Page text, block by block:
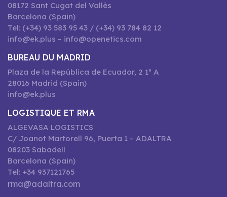
08172 Sant Cugat del Vallès
Barcelona (Spain)
Tel: (+34) 93 583 95 43 / (+34) 93 784 82 12
info@ek.plus – info@openetics.com
BUREAU DU MADRID
Plaza de la República de Ecuador, 2 1º A
28016 Madrid (Spain)
info@ek.plus
LOGISTIQUE ET RMA
ALGEVASA LOGISTICS
C/ Joanot Martorell 96, Puerta 1 – ADALTRA
08203 Sabadell
Barcelona (Spain)
Tel: +34 937121765
rma@adaltra.com